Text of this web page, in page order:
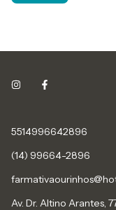
5514996642896
(14) 99664-2896
Av. Dr. Altino Arantes,